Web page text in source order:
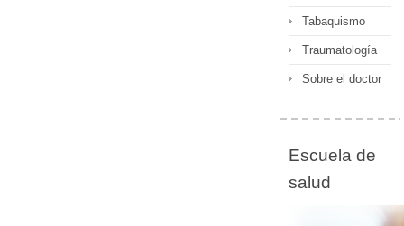
Tabaquismo
Traumatología
Sobre el doctor
Escuela de
salud